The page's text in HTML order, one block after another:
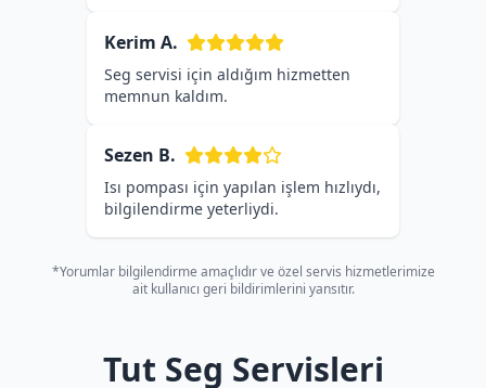
Kerim A.
Seg servisi için aldığım hizmetten
memnun kaldım.
Sezen B.
Isı pompası için yapılan işlem hızlıydı,
bilgilendirme yeterliydi.
*Yorumlar bilgilendirme amaçlıdır ve özel servis hizmetlerimize
ait kullanıcı geri bildirimlerini yansıtır.
Tut Seg Servisleri